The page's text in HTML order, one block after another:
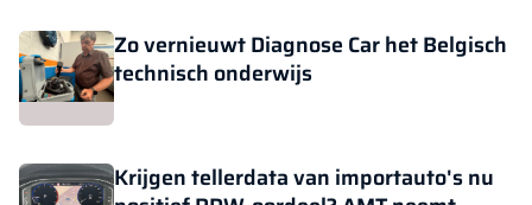
Zo vernieuwt Diagnose Car het Belgisch
technisch onderwijs
Krijgen tellerdata van importauto's nu